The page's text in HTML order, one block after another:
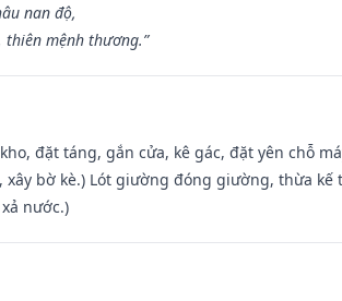
nan độ,
thiên mệnh thương.”
đặt táng, gắn cửa, kê gác, đặt yên chỗ
xây bờ kè.) Lót giường đóng giường, thừa
nước.)